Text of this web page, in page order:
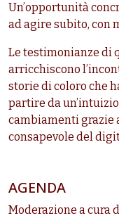
Un’opportunità
ad agire subito, con
Le testimonianze di
arricchiscono
storie di coloro che
partire da
cambiamenti grazie
consapevole del
AGENDA
Moderazione a cura